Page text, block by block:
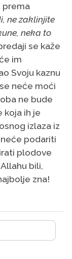
prema
ne zaklinjite
neka to
se kaže
im
Svoju kaznu
neće moći
ne bude
koja ih je
izlaza iz
podariti
plodove
bili,
zna!